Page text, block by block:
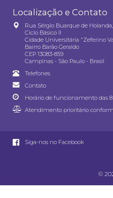
Localização e Contato
Rua Sérgio Buarque de
Ciclo Básico II
Cidade Universitária "Zeferino
Bairro Barão Geraldo
CEP 13083-859
Campinas - São Paulo - Brasil
Telefones
Contato
Horário de funcionamento das
Atendimento prioritário
Siga-nos no Facebook
©